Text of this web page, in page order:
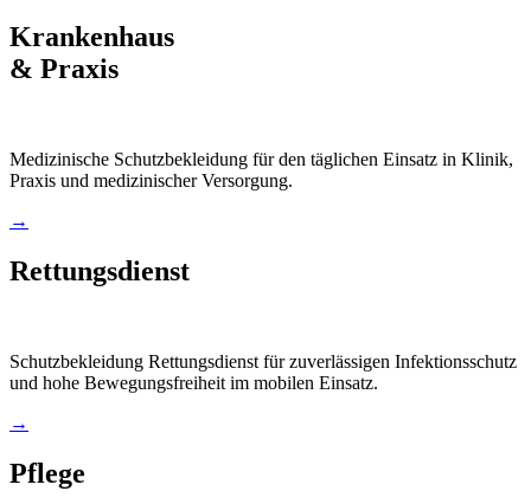
Krankenhaus
& Praxis
Medizinische Schutzbekleidung für den täglichen Einsatz in Klinik,
Praxis und medizinischer Versorgung.
→
Rettungsdienst
Schutzbekleidung Rettungsdienst für zuverlässigen Infektionsschutz
und hohe Bewegungsfreiheit im mobilen Einsatz.
→
Pflege